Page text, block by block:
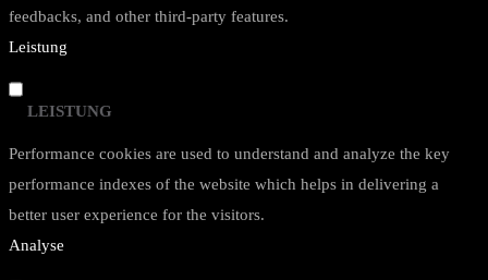
feedbacks, and other third-party features.
Leistung
LEISTUNG
Performance cookies are used to understand and analyze the key
performance indexes of the website which helps in delivering a
better user experience for the visitors.
Analyse